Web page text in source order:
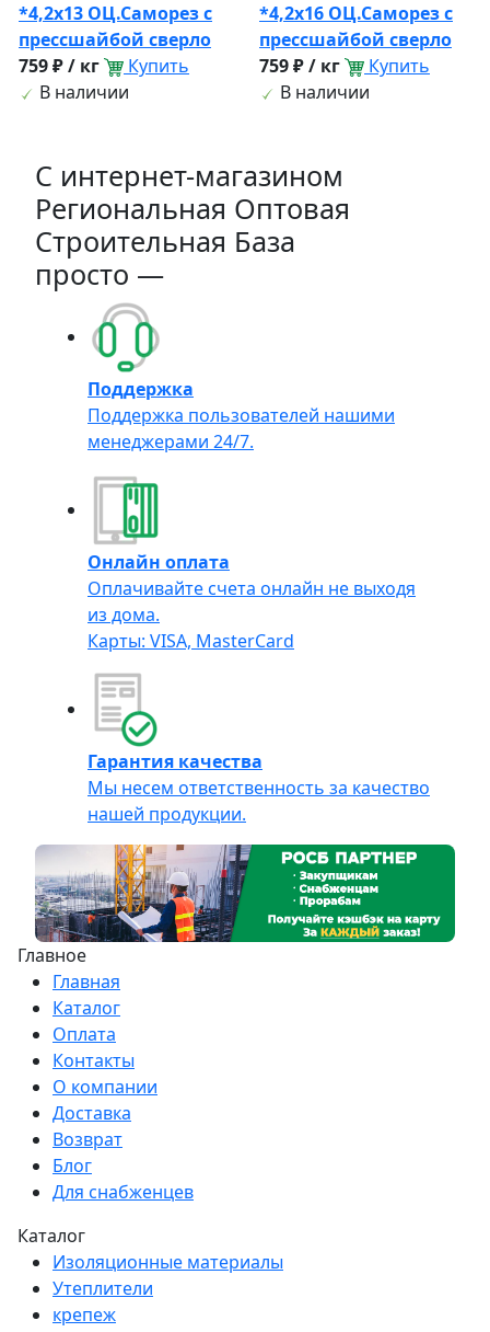
*4,2х13 ОЦ.Саморез с
прессшайбой сверло
759 ₽ / кг
Купить
В наличии
*4,2х16 ОЦ.Саморез с
прессшайбой сверло
759 ₽ / кг
Купить
В наличии
C интернет-магазином
Региональная Оптовая
Строительная База
просто —
Поддержка
Поддержка пользователей нашими
менеджерами 24/7.
Онлайн оплата
Оплачивайте счета онлайн не выходя
из дома.
Карты: VISA, MasterCard
Гарантия качества
Мы несем ответственность за качество
нашей продукции.
Главное
Главная
Каталог
Оплата
Контакты
О компании
Доставка
Возврат
Блог
Для снабженцев
Каталог
Изоляционные материалы
Утеплители
крепеж